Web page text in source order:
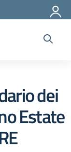
dei
Estate